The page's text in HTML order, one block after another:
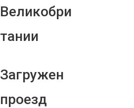
Великобри
тании
Загружен
проезд